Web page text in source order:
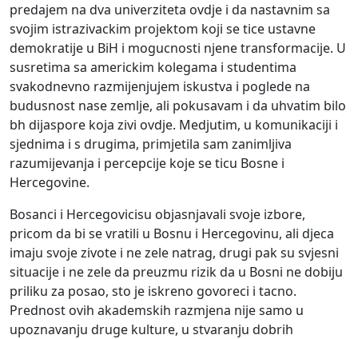
predajem na dva univerziteta ovdje i da nastavnim sa
svojim istrazivackim projektom koji se tice ustavne
demokratije u BiH i mogucnosti njene transformacije. U
susretima sa americkim kolegama i studentima
svakodnevno razmijenjujem iskustva i poglede na
budusnost nase zemlje, ali pokusavam i da uhvatim bilo
bh dijaspore koja zivi ovdje. Medjutim, u komunikaciji i
sjednima i s drugima, primjetila sam zanimljiva
razumijevanja i percepcije koje se ticu Bosne i
Hercegovine.
Bosanci i Hercegovicisu objasnjavali svoje izbore,
pricom da bi se vratili u Bosnu i Hercegovinu, ali djeca
imaju svoje zivote i ne zele natrag, drugi pak su svjesni
situacije i ne zele da preuzmu rizik da u Bosni ne dobiju
priliku za posao, sto je iskreno govoreci i tacno.
Prednost ovih akademskih razmjena nije samo u
upoznavanju druge kulture, u stvaranju dobrih